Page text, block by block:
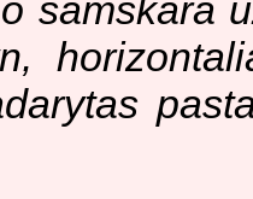
samskara